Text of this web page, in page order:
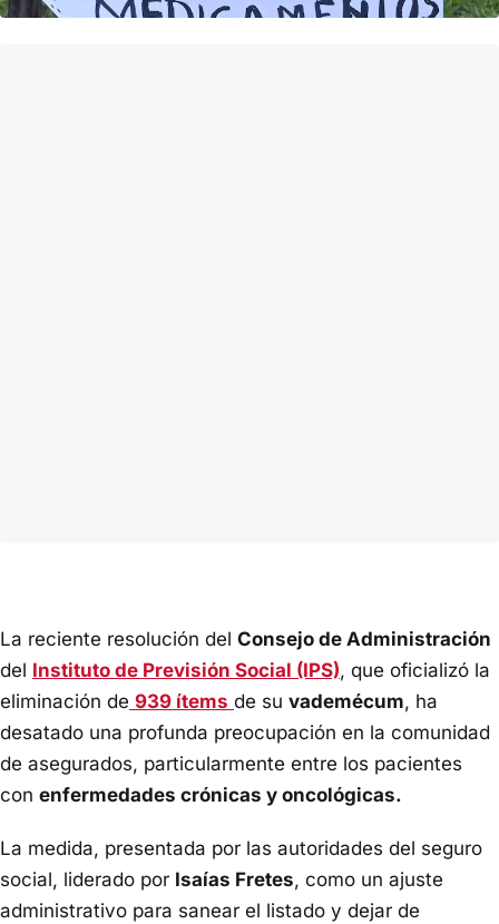
La reciente resolución del Consejo de Administración
del Instituto de Previsión Social (IPS), que oficializó la
eliminación de 939 ítems de su vademécum, ha
desatado una profunda preocupación en la comunidad
de asegurados, particularmente entre los pacientes
con enfermedades crónicas y oncológicas.
La medida, presentada por las autoridades del seguro
social, liderado por Isaías Fretes, como un ajuste
administrativo para sanear el listado y dejar de